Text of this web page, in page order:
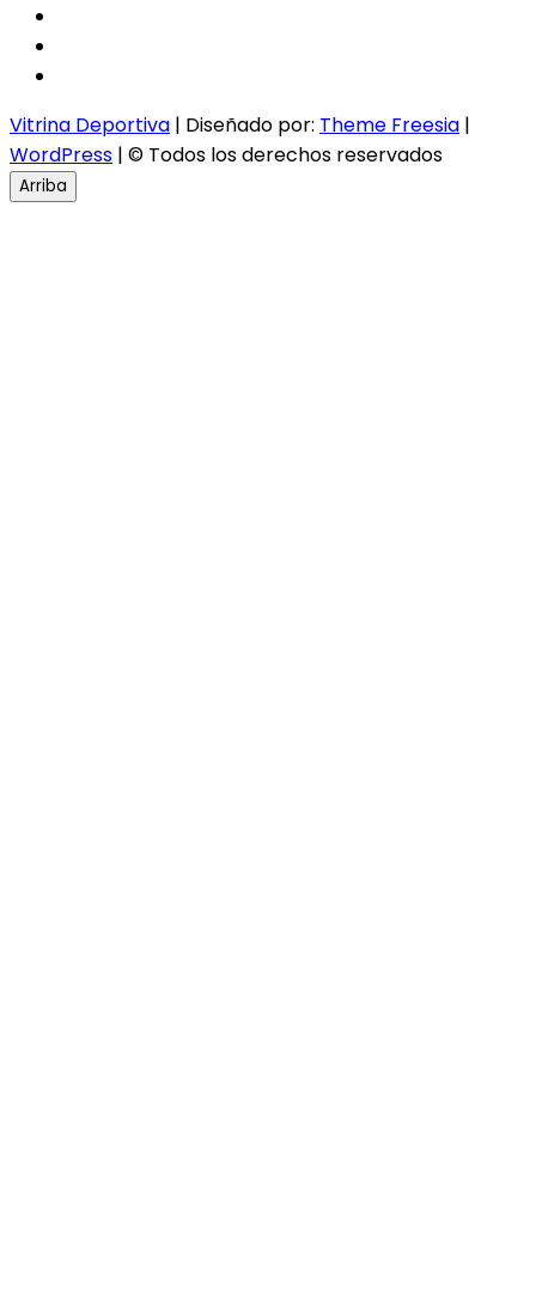
Vitrina Deportiva | Diseñado por: Theme Freesia |
WordPress | © Todos los derechos reservados
Arriba